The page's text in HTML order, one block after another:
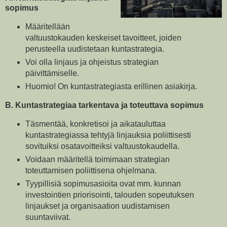
sopimus
Määritellään
valtuustokauden keskeiset tavoitteet, joiden
perusteella uudistetaan kuntastrategia.
Voi olla linjaus ja ohjeistus strategian
päivittämiselle.
Huomio! On kuntastrategiasta erillinen asiakirja.
B. Kuntastrategiaa tarkentava ja toteuttava sopimus
Täsmentää, konkretisoi ja aikatauluttaa
kuntastrategiassa tehtyjä linjauksia poliittisesti
sovituiksi osatavoitteiksi valtuustokaudella.
Voidaan määritellä toimimaan strategian
toteuttamisen poliittisena ohjelmana.
Tyypillisiä sopimusasioita ovat mm. kunnan
investointien priorisointi, talouden sopeutuksen
linjaukset ja organisaation uudistamisen
suuntaviivat.